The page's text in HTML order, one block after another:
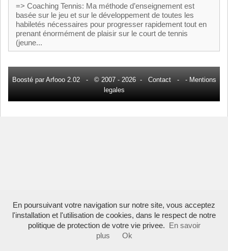
=> Coaching Tennis: Ma méthode d’enseignement est
basée sur le jeu et sur le développement de toutes les
habiletés nécessaires pour progresser rapidement tout en
prenant énormément de plaisir sur le court de tennis
(jeune...
Boosté par Arfooo 2.02 - © 2007 - 2026 - Contact- - Mentions
legales
En poursuivant votre navigation sur notre site, vous acceptez
l'installation et l'utilisation de cookies, dans le respect de notre
politique de protection de votre vie privee.
En savoir
plus
Ok